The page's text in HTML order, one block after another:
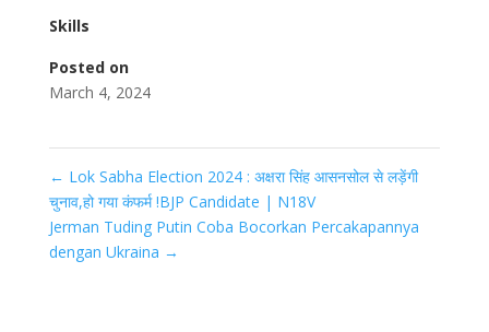
Skills
Posted on
March 4, 2024
← Lok Sabha Election 2024 : अक्षरा सिंह आसनसोल से लड़ेंगी
चुनाव,हो गया कंफर्म !BJP Candidate | N18V
Jerman Tuding Putin Coba Bocorkan Percakapannya
dengan Ukraina →